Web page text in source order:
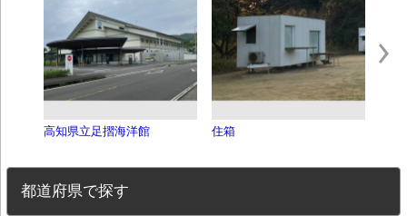
高知県立足摺海洋館 住箱
都道府県で探す